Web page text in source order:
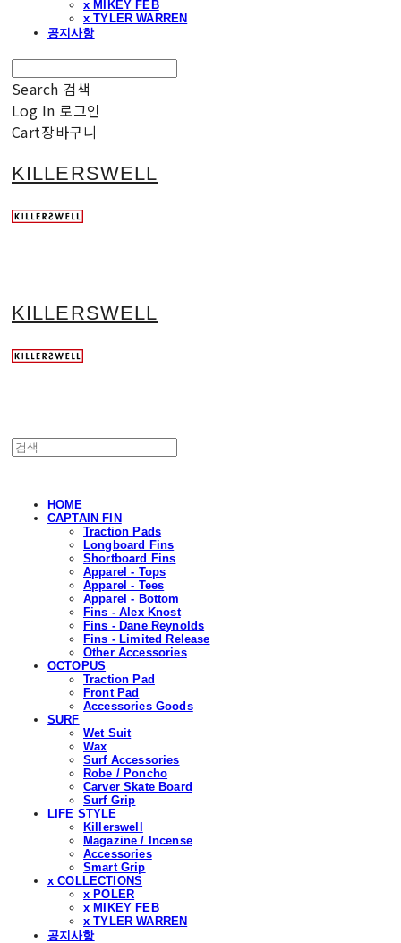
x MIKEY FEB
x TYLER WARREN
공지사항
Search 검색
Log In 로그인
Cart장바구니
KILLERSWELL
KILLERSWELL
HOME
CAPTAIN FIN
Traction Pads
Longboard Fins
Shortboard Fins
Apparel - Tops
Apparel - Tees
Apparel - Bottom
Fins - Alex Knost
Fins - Dane Reynolds
Fins - Limited Release
Other Accessories
OCTOPUS
Traction Pad
Front Pad
Accessories Goods
SURF
Wet Suit
Wax
Surf Accessories
Robe / Poncho
Carver Skate Board
Surf Grip
LIFE STYLE
Killerswell
Magazine / Incense
Accessories
Smart Grip
x COLLECTIONS
x POLER
x MIKEY FEB
x TYLER WARREN
공지사항